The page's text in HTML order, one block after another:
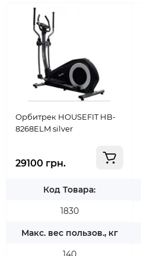
Орбитрек HOUSEFIT HB-
8268ELM silver
29100 грн.
Код Товара:
1830
Макс. вес пользов., кг